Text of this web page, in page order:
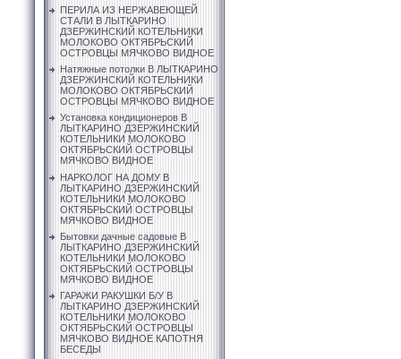
ПЕРИЛА ИЗ НЕРЖАВЕЮЩЕЙ
СТАЛИ В ЛЫТКАРИНО
ДЗЕРЖИНСКИЙ КОТЕЛЬНИКИ
МОЛОКОВО ОКТЯБРЬСКИЙ
ОСТРОВЦЫ МЯЧКОВО ВИДНОЕ
Натяжные потолки В ЛЫТКАРИНО
ДЗЕРЖИНСКИЙ КОТЕЛЬНИКИ
МОЛОКОВО ОКТЯБРЬСКИЙ
ОСТРОВЦЫ МЯЧКОВО ВИДНОЕ
Установка кондиционеров В
ЛЫТКАРИНО ДЗЕРЖИНСКИЙ
КОТЕЛЬНИКИ МОЛОКОВО
ОКТЯБРЬСКИЙ ОСТРОВЦЫ
МЯЧКОВО ВИДНОЕ
НАРКОЛОГ НА ДОМУ В
ЛЫТКАРИНО ДЗЕРЖИНСКИЙ
КОТЕЛЬНИКИ МОЛОКОВО
ОКТЯБРЬСКИЙ ОСТРОВЦЫ
МЯЧКОВО ВИДНОЕ
Бытовки дачные садовые В
ЛЫТКАРИНО ДЗЕРЖИНСКИЙ
КОТЕЛЬНИКИ МОЛОКОВО
ОКТЯБРЬСКИЙ ОСТРОВЦЫ
МЯЧКОВО ВИДНОЕ
ГАРАЖИ РАКУШКИ Б/У В
ЛЫТКАРИНО ДЗЕРЖИНСКИЙ
КОТЕЛЬНИКИ МОЛОКОВО
ОКТЯБРЬСКИЙ ОСТРОВЦЫ
МЯЧКОВО ВИДНОЕ КАПОТНЯ
БЕСЕДЫ